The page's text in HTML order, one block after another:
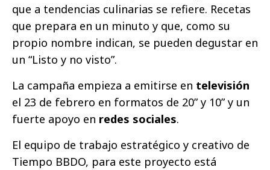
que a tendencias culinarias se refiere. Recetas
que prepara en un minuto y que, como su
propio nombre indican, se pueden degustar en
un “Listo y no visto”.
La campaña empieza a emitirse en televisión
el 23 de febrero en formatos de 20” y 10” y un
fuerte apoyo en redes sociales.
El equipo de trabajo estratégico y creativo de
Tiempo BBDO, para este proyecto está